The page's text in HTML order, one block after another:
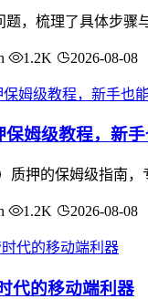
，梳理了具体步
1.2K 2026-08-08
姆级教程，新
质押的保姆级指南
1.2K 2026-08-08
代的移动端利器